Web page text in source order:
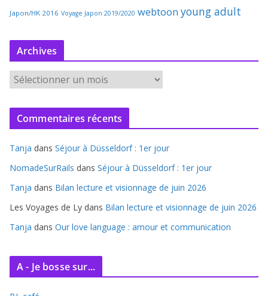
Japon/HK 2016 Voyage Japon 2019/2020 webtoon young adult
Archives
r
c
v
e
s
Commentaires récents
Tanja dans Séjour à Düsseldorf : 1er jour
NomadeSurRails dans Séjour à Düsseldorf : 1er jour
Tanja dans Bilan lecture et visionnage de juin 2026
Les Voyages de Ly dans Bilan lecture et visionnage de juin 2026
Tanja dans Our love language : amour et communication
A - Je bosse sur...